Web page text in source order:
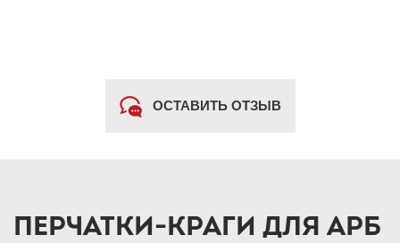
ОСТАВИТЬ ОТЗЫВ
ПЕРЧАТКИ-КРАГИ ДЛЯ АРБ